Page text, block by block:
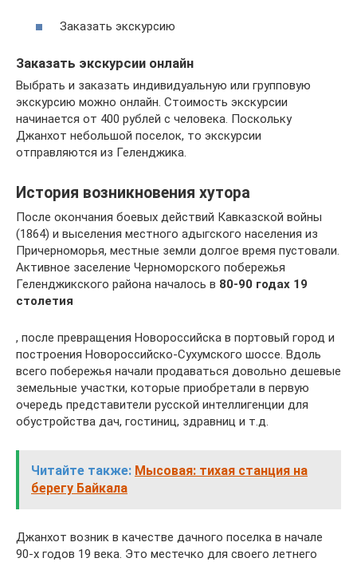
Заказать экскурсию
Заказать экскурсии онлайн
Выбрать и заказать индивидуальную или групповую
экскурсию можно онлайн. Стоимость экскурсии
начинается от 400 рублей с человека. Поскольку
Джанхот небольшой поселок, то экскурсии
отправляются из Геленджика.
История возникновения хутора
После окончания боевых действий Кавказской войны
(1864) и выселения местного адыгского населения из
Причерноморья, местные земли долгое время пустовали.
Активное заселение Черноморского побережья
Геленджикского района началось в 80-90 годах 19
столетия
, после превращения Новороссийска в портовый город и
построения Новороссийско-Сухумского шоссе. Вдоль
всего побережья начали продаваться довольно дешевые
земельные участки, которые приобретали в первую
очередь представители русской интеллигенции для
обустройства дач, гостиниц, здравниц и т.д.
Читайте также: Мысовая: тихая станция на
берегу Байкала
Джанхот возник в качестве дачного поселка в начале
90-х годов 19 века. Это местечко для своего летнего